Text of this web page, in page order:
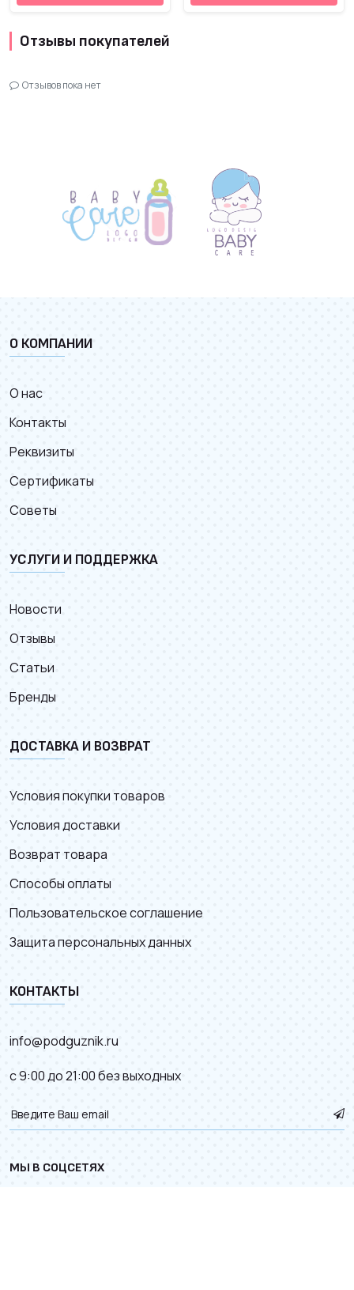
Отзывы покупателей
Отзывов пока нет
О КОМПАНИИ
О нас
Контакты
Реквизиты
Сертификаты
Советы
УСЛУГИ И ПОДДЕРЖКА
Новости
Отзывы
Статьи
Бренды
ДОСТАВКА И ВОЗВРАТ
Условия покупки товаров
Условия доставки
Возврат товара
Способы оплаты
Пользовательское соглашение
Защита персональных данных
КОНТАКТЫ
info@podguznik.ru
с 9:00 до 21:00 без выходных
МЫ В СОЦСЕТЯХ